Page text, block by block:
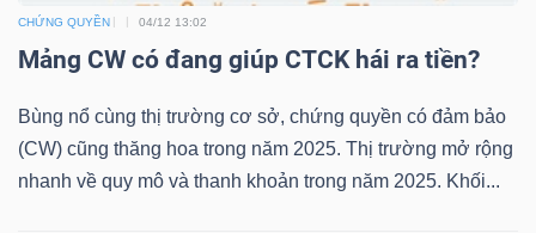
CHỨNG QUYỀN 04/12 13:02
Mảng CW có đang giúp CTCK hái ra tiền?
Bùng nổ cùng thị trường cơ sở, chứng quyền có đảm bảo
(CW) cũng thăng hoa trong năm 2025. Thị trường mở rộng
nhanh về quy mô và thanh khoản trong năm 2025. Khối...
TRÁI
PHIẾU
CÔNG
CỤ